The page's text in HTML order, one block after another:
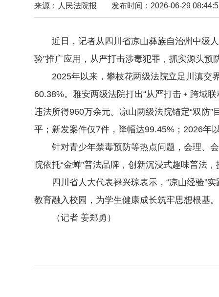
来源：人民法院报 发布时间：2026-06-29
近日，记者从四川省凉山彝族自治州中级人
验”推广应用，从严打击涉毒犯罪，抓实源头
2025年以来，攀枝花两级法院立足川滇交界
60.38%。雅安两级法院打出“从严打击﹢跨域
违法所得960万余元。凉山两级法院锚定“双防
平；新发案件仅7件，降幅达99.45%；2026年
针对青少年禁毒预防等热点问题，会理、会
院依托“金蝉”普法品牌，创新沉浸式趣味普法
四川省人大代表禄兴琼表示，“凉山经验”实
教育融入校园，为学生健康成长筑牢思想根基。
（记者 姜郑勇）